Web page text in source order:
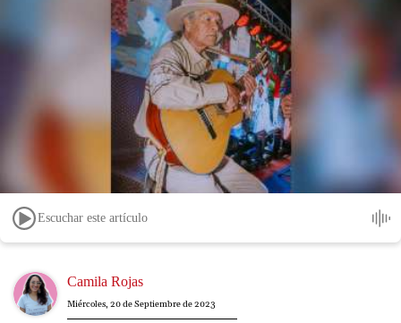
Escuchar este artículo
Image Camila Rojas
Miércoles, 20 de Septiembre de 2023